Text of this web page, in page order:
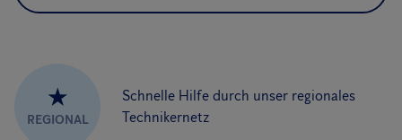
★
REGIONAL
Schnelle Hilfe durch unser regionales
Technikernetz